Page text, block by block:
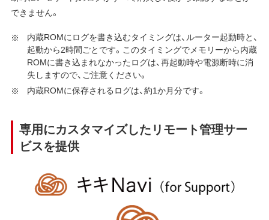
できません。
内蔵ROMにログを書き込むタイミングは、ルーター起動時と、
起動から2時間ごとです。このタイミングでメモリーから内蔵
ROMに書き込まれなかったログは、再起動時や電源断時に消
失しますので、ご注意ください。
内蔵ROMに保存されるログは、約1か月分です。
専用にカスタマイズしたリモート管理サー
ビスを提供